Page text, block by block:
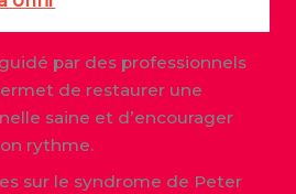
par des professionnels
de restaurer une
saine et d’encourager
rythme.
sur le syndrome de Peter